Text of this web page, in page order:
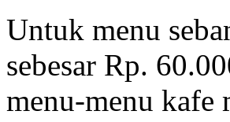
Untuk menu
sebesar Rp.
menu-menu kafe